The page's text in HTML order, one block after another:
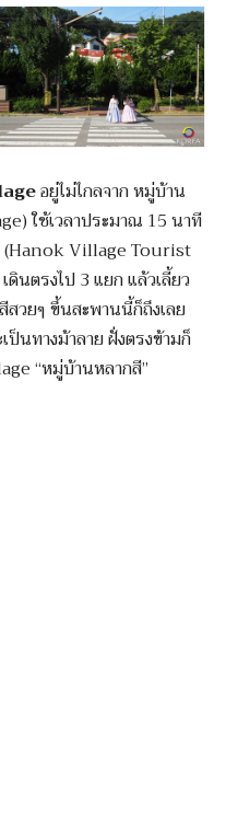
อยู่ไม่ไกลจาก หมู่บ้าน
ใช้เวลาประมาณ 15 นาที
(Hanok Village Tourist
ตรงไป 3 แยก แล้วเลี้ยว
สวยๆ ขึ้นสะพานนี้ก็ถึงเลย
ป็นทางม้าลาย ฝั่งตรงข้ามก็
“หมู่บ้านหลากสี”